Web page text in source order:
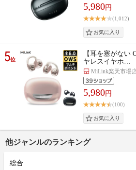
5,980円
(1,012)
5位
【耳を塞がない
ヤレスイヤホ…
MiLink楽天市場
5,980円
(100)
他ジャンルのランキング
総合